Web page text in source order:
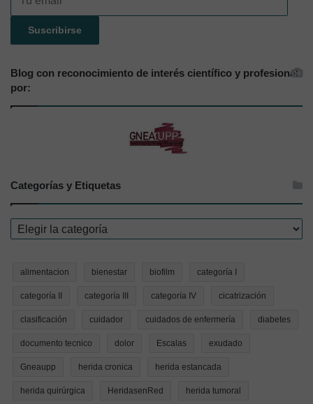
email
Suscribirse
Blog con reconocimiento de interés científico y profesional
por:
Categorías y Etiquetas
Categorías
y
alimentacion bienestar biofilm categoría I
categoría II categoría III categoría IV cicatrización
clasificación cuidador cuidados de enfermería diabetes
documento tecnico dolor Escalas exudado
Gneaupp herida cronica herida estancada
herida quirúrgica HeridasenRed herida tumoral